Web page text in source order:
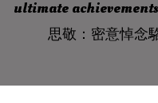
ultimate achievements
思敬：密意悼念